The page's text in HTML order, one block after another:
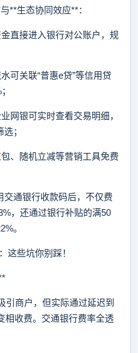
**生态协同效应**：
接进入银行对公账户，规
关联“普惠e贷”等信用贷
银可实时查看交易明细，
；
随机立减等营销工具免费
通银行收款码后，不仅费
，还通过银行补贴的满50
。
些坑你别踩！
商户，但实际通过延迟到
相收费。交通银行费率全透